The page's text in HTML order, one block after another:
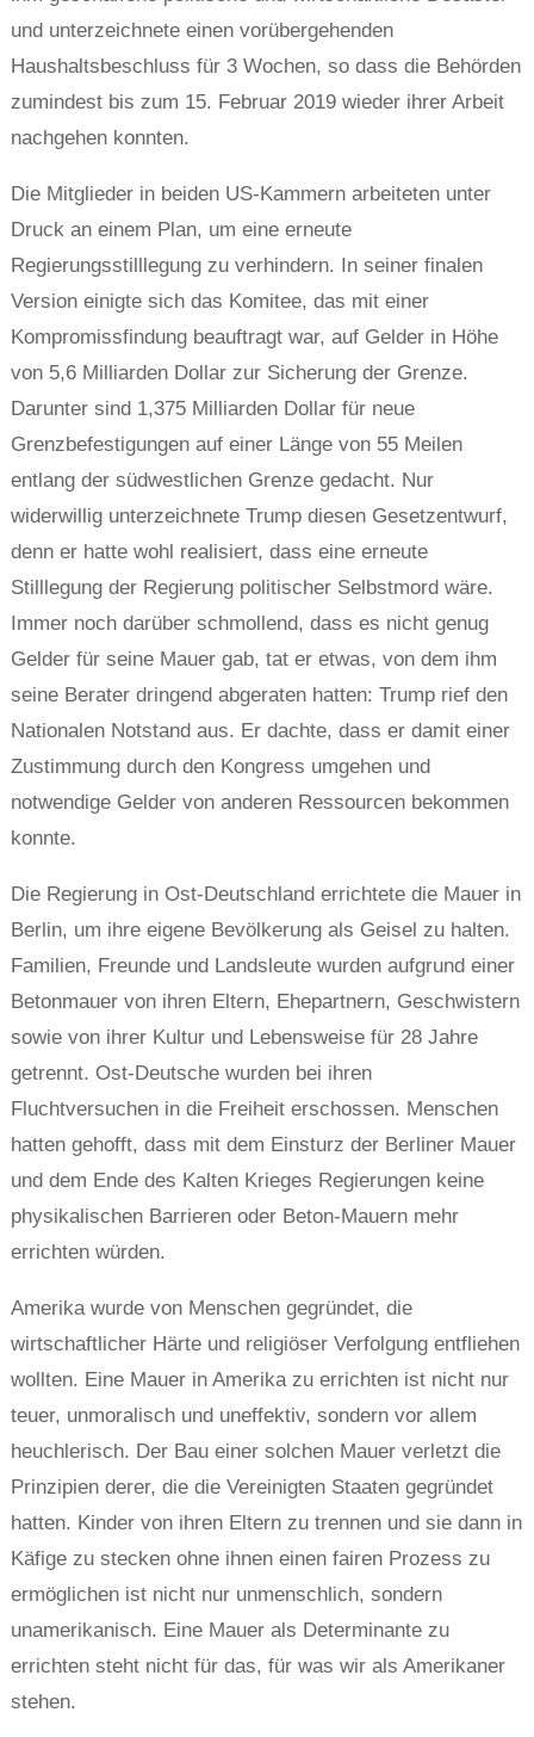
und unterzeichnete einen vorübergehenden
Haushaltsbeschluss für 3 Wochen, so dass die Behörden
zumindest bis zum 15. Februar 2019 wieder ihrer Arbeit
nachgehen konnten.
Die Mitglieder in beiden US-Kammern arbeiteten unter
Druck an einem Plan, um eine erneute
Regierungsstilllegung zu verhindern. In seiner finalen
Version einigte sich das Komitee, das mit einer
Kompromissfindung beauftragt war, auf Gelder in Höhe
von 5,6 Milliarden Dollar zur Sicherung der Grenze.
Darunter sind 1,375 Milliarden Dollar für neue
Grenzbefestigungen auf einer Länge von 55 Meilen
entlang der südwestlichen Grenze gedacht. Nur
widerwillig unterzeichnete Trump diesen Gesetzentwurf,
denn er hatte wohl realisiert, dass eine erneute
Stilllegung der Regierung politischer Selbstmord wäre.
Immer noch darüber schmollend, dass es nicht genug
Gelder für seine Mauer gab, tat er etwas, von dem ihm
seine Berater dringend abgeraten hatten: Trump rief den
Nationalen Notstand aus. Er dachte, dass er damit einer
Zustimmung durch den Kongress umgehen und
notwendige Gelder von anderen Ressourcen bekommen
konnte.
Die Regierung in Ost-Deutschland errichtete die Mauer in
Berlin, um ihre eigene Bevölkerung als Geisel zu halten.
Familien, Freunde und Landsleute wurden aufgrund einer
Betonmauer von ihren Eltern, Ehepartnern, Geschwistern
sowie von ihrer Kultur und Lebensweise für 28 Jahre
getrennt. Ost-Deutsche wurden bei ihren
Fluchtversuchen in die Freiheit erschossen. Menschen
hatten gehofft, dass mit dem Einsturz der Berliner Mauer
und dem Ende des Kalten Krieges Regierungen keine
physikalischen Barrieren oder Beton-Mauern mehr
errichten würden.
Amerika wurde von Menschen gegründet, die
wirtschaftlicher Härte und religiöser Verfolgung entfliehen
wollten. Eine Mauer in Amerika zu errichten ist nicht nur
teuer, unmoralisch und uneffektiv, sondern vor allem
heuchlerisch. Der Bau einer solchen Mauer verletzt die
Prinzipien derer, die die Vereinigten Staaten gegründet
hatten. Kinder von ihren Eltern zu trennen und sie dann in
Käfige zu stecken ohne ihnen einen fairen Prozess zu
ermöglichen ist nicht nur unmenschlich, sondern
unamerikanisch. Eine Mauer als Determinante zu
errichten steht nicht für das, für was wir als Amerikaner
stehen.